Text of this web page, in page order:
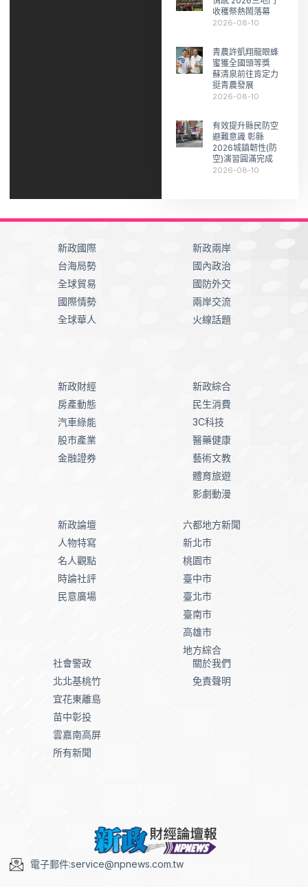
收穫祭熱鬧落幕
2026-08-10
青農許凱翔龍眼蜂
蜜獲全國頭等獎
蘇清泉前往肯定力
挺青農發展
2026-08-10
有效提升縣民防空
避難意識 彰縣
2026城鎮韌性(防
空)演習圓滿完成
2026-08-10
新政國際
台海局勢
全球貿易
國際情勢
全球華人
新政兩岸
國內政治
國防外交
兩岸交流
火線話題
新政財經
房產動態
汽車綠能
股市產業
金融證券
新政綜合
民生消費
3C科技
醫藥健康
藝術文教
體育旅遊
影劇動漫
新政論壇
人物特寫
名人觀點
時論社評
民意廣場
六都地方新聞
新北市
桃園市
臺中市
臺北市
臺南市
高雄市
地方綜合
社會警政
北北基桃竹
宜花東離島
苗中彰投
雲嘉南高屏
所有新聞
關於我們
免責聲明
電子郵件:service@npnews.com.tw